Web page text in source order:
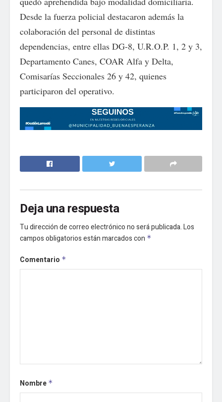
Desde la fuerza policial destacaron además la
colaboración del personal de distintas
dependencias, entre ellas DG-8, U.R.O.P. 1, 2 y 3,
Departamento Canes, COAR Alfa y Delta,
Comisarías Seccionales 26 y 42, quienes
participaron del operativo.
Deja una respuesta
Tu dirección de correo electrónico no será publicada.Los
campos obligatorios están marcados con *
Comentario *
Nombre *